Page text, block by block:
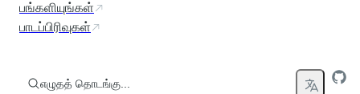
பங்களியுங்கள்
பாடப்பிரிவுகள்
எழுதத் தொடங்கு...